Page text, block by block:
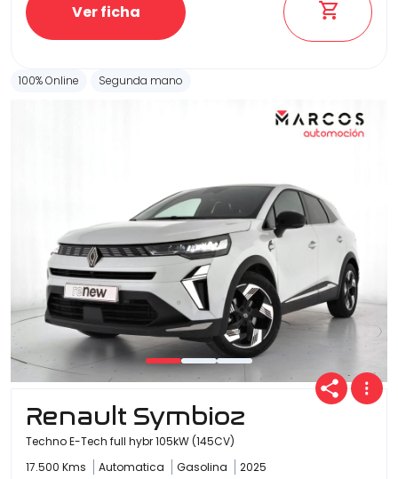
Ver ficha
100% Online Segunda mano
Renault Symbioz
Techno E-Tech full hybr 105kW (145CV)
17.500 Kms
Automatica Gasolina 2025